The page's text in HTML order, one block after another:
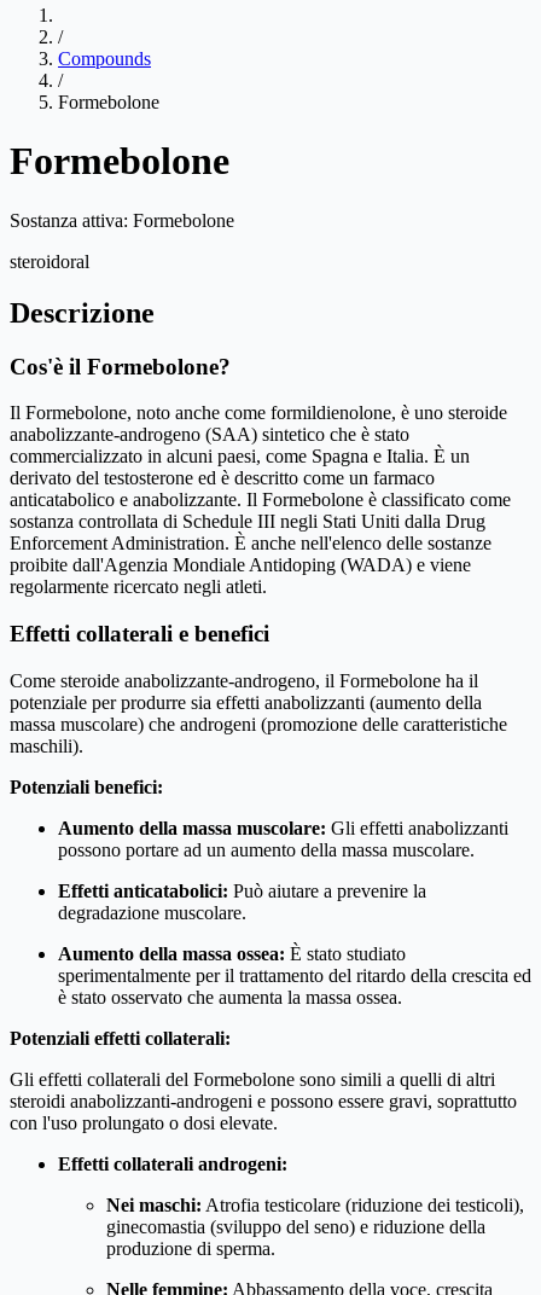
/
Compounds
/
Formebolone
Formebolone
Sostanza attiva: Formebolone
steroidoral
Descrizione
Cos'è il Formebolone?
Il Formebolone, noto anche come formildienolone, è uno steroide
anabolizzante-androgeno (SAA) sintetico che è stato
commercializzato in alcuni paesi, come Spagna e Italia. È un
derivato del testosterone ed è descritto come un farmaco
anticatabolico e anabolizzante. Il Formebolone è classificato come
sostanza controllata di Schedule III negli Stati Uniti dalla Drug
Enforcement Administration. È anche nell'elenco delle sostanze
proibite dall'Agenzia Mondiale Antidoping (WADA) e viene
regolarmente ricercato negli atleti.
Effetti collaterali e benefici
Come steroide anabolizzante-androgeno, il Formebolone ha il
potenziale per produrre sia effetti anabolizzanti (aumento della
massa muscolare) che androgeni (promozione delle caratteristiche
maschili).
Potenziali benefici:
Aumento della massa muscolare: Gli effetti anabolizzanti
possono portare ad un aumento della massa muscolare.
Effetti anticatabolici: Può aiutare a prevenire la
degradazione muscolare.
Aumento della massa ossea: È stato studiato
sperimentalmente per il trattamento del ritardo della crescita ed
è stato osservato che aumenta la massa ossea.
Potenziali effetti collaterali:
Gli effetti collaterali del Formebolone sono simili a quelli di altri
steroidi anabolizzanti-androgeni e possono essere gravi, soprattutto
con l'uso prolungato o dosi elevate.
Effetti collaterali androgeni:
Nei maschi: Atrofia testicolare (riduzione dei testicoli),
ginecomastia (sviluppo del seno) e riduzione della
produzione di sperma.
Nelle femmine: Abbassamento della voce, crescita